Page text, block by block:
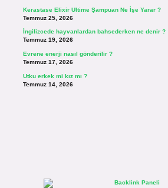
Kerastase Elixir Ultime Şampuan Ne İşe Yarar ?
Temmuz 25, 2026
İngilizcede hayvanlardan bahsederken ne denir ?
Temmuz 19, 2026
Evrene enerji nasıl gönderilir ?
Temmuz 17, 2026
Utku erkek mi kız mı ?
Temmuz 14, 2026